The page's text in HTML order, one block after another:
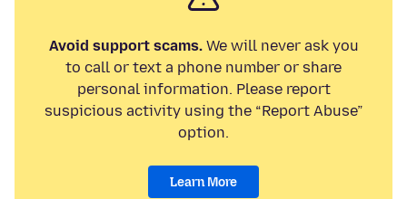
Avoid support scams.We will never ask you
to call or text a phone number or share
personal information. Please report
suspicious activity using the “Report Abuse”
option.
Learn More